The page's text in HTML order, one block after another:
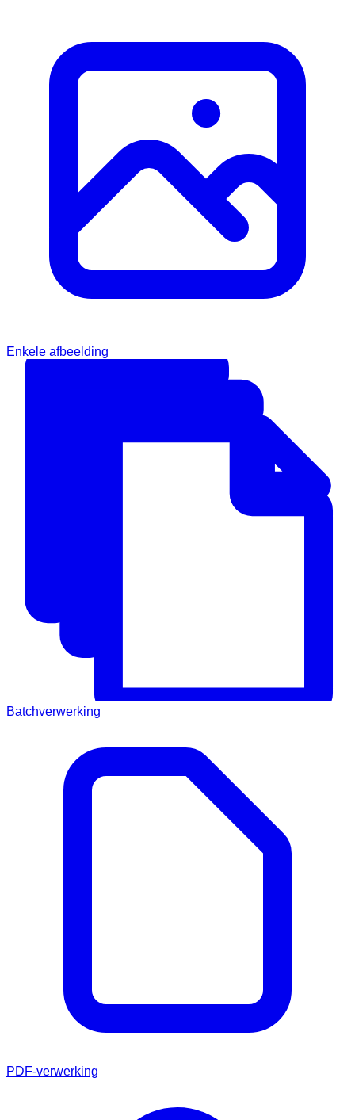
Enkele afbeelding
Batchverwerking
PDF-verwerking